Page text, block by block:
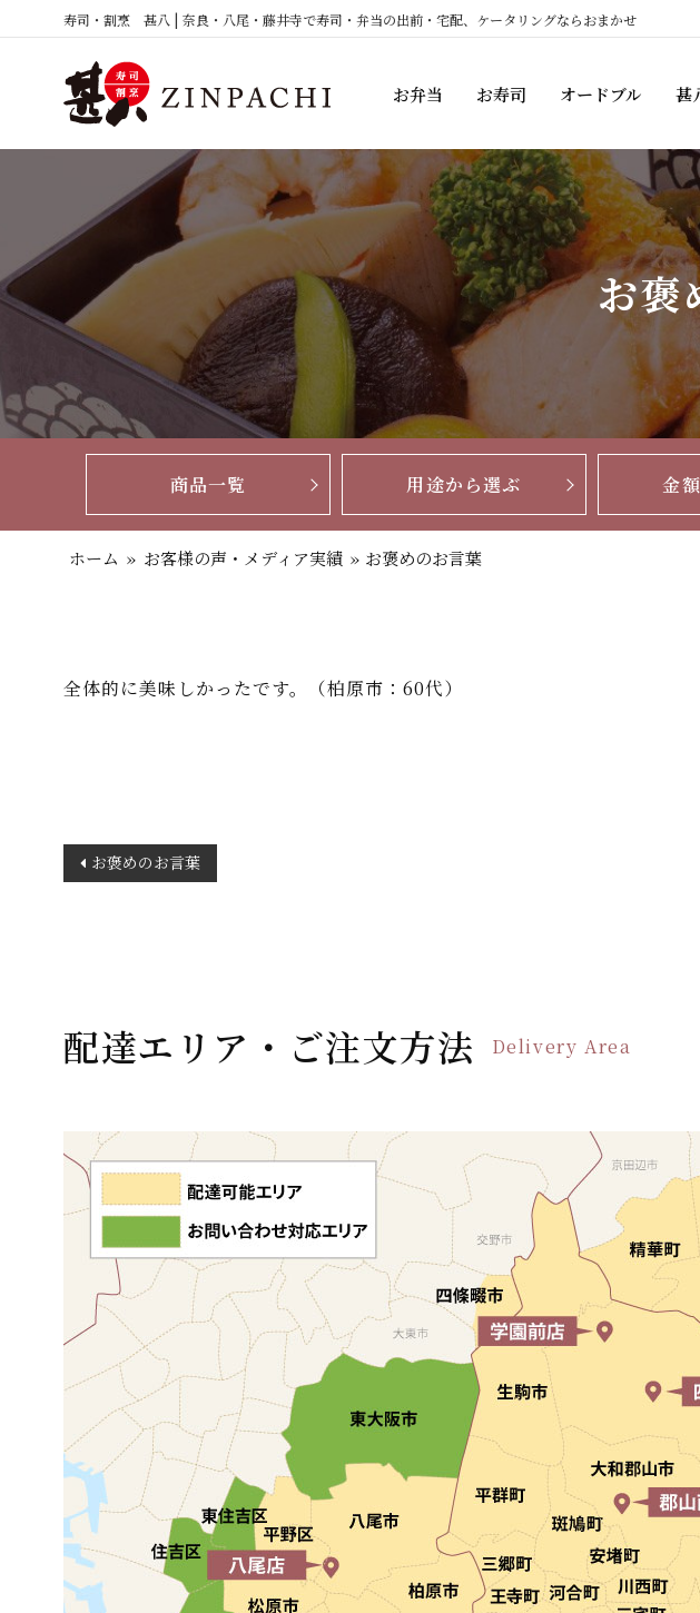
ン
プ
寿司・割烹 甚八 | 奈良・八尾・藤井寺で寿司・弁当の出前・宅配、ケータリングならおまかせ
お弁当 お寿司 オードブル 甚
お褒
商品一覧 用途から選ぶ 金
ホーム » お客様の声・メディア実績 » お褒めのお言葉
全体的に美味しかったです。（柏原市：60代）
稿
シ
ョ
お褒めのお言葉
配達エリア・ご注文方法 Delivery Area